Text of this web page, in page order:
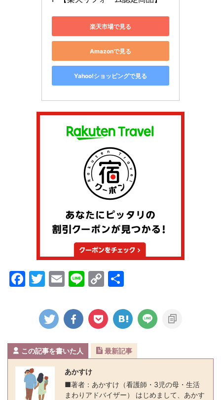
楽天市場で見る
Amazonで見る
Yahoo!ショッピングで見る
F
b
o
o
k
T
itt
er
E
ai
l
Li
e
C
p
y
Li
n
この記事を書いた人 最新記事
あかすけ
■著者：あかすけ（看護師・3児の母・生活
まわりアドバイザー） はじめまして、あかす